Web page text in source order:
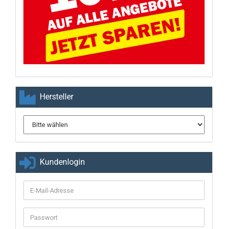
Hersteller
Kundenlogin
E-
Mail-
Adresse
Passwort